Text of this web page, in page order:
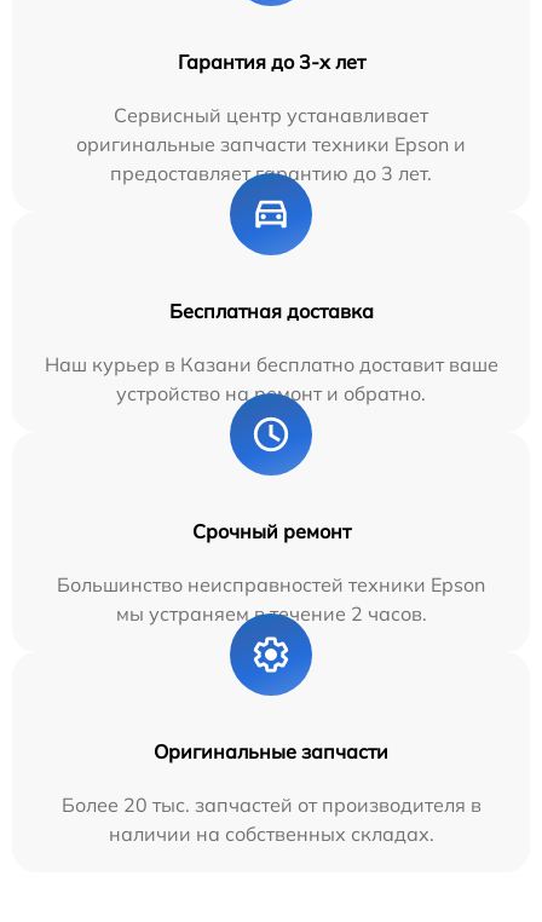
Гарантия до 3-х лет
Сервисный центр устанавливает
оригинальные запчасти техники Epson и
предоставляет гарантию до 3 лет.
Бесплатная доставка
Наш курьер в Казани бесплатно доставит ваше
устройство на ремонт и обратно.
Срочный ремонт
Большинство неисправностей техники Epson
мы устраняем в течение 2 часов.
Оригинальные запчасти
Более 20 тыс. запчастей от производителя в
наличии на собственных складах.